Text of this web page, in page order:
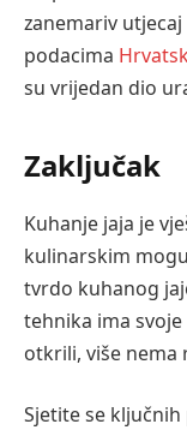
zanemariv
podacima
su vrijedan dio
Zaključak
Kuhanje jaja je
kulinarskim
tvrdo kuhanog
tehnika ima svoje
otkrili, više nema
Sjetite se